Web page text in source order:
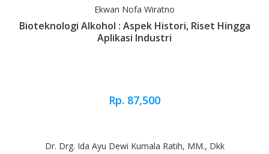
Ekwan Nofa Wiratno
Bioteknologi Alkohol : Aspek Histori, Riset Hingga
Aplikasi Industri
Rp. 87,500
Dr. Drg. Ida Ayu Dewi Kumala Ratih, MM., Dkk